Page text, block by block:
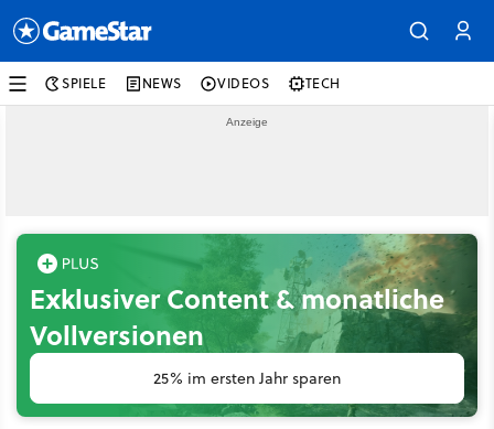
SPIELE NEWS VIDEOS TECH
Exklusiver Content & monatliche
Vollversionen
25% im ersten Jahr sparen